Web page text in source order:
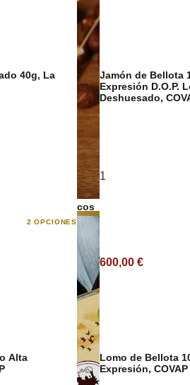
Frutos secos
Aceite Ecológico/
40g, La
2 OPCIONES
Jamón de Bellota
Expresión D.O.P.
Deshuesado,
1
600,00 €
Alta
Lomo de Bellota
Expresión, COVAP